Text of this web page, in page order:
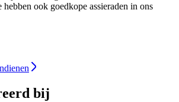
hebben ook goedkope assieraden in ons
bij